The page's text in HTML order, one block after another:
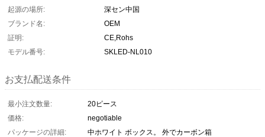
起源の場所:
深セン中国
ブランド名:
OEM
証明:
CE,Rohs
モデル番号:
SKLED-NL010
お支払配送条件
最小注文数量:
20ピース
価格:
negotiable
パッケージの詳細:
中ホワイト ボックス。 外でカーボン箱